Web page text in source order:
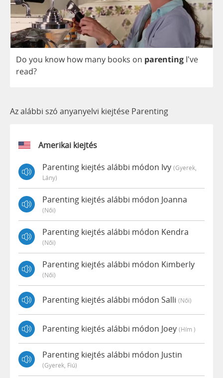
Do you know how many books on parenting I've
read?
Az alábbi szó anyanyelvi kiejtése Parenting
Amerikai kiejtés
Parenting kiejtés alábbi módon Ivy (gyerek,
Lány)
Parenting kiejtés alábbi módon Joanna
(női)
Parenting kiejtés alábbi módon Kendra
(női)
Parenting kiejtés alábbi módon Kimberly
(női)
Parenting kiejtés alábbi módon Salli (női)
Parenting kiejtés alábbi módon Joey (hím )
Parenting kiejtés alábbi módon Justin
(gyerek, Fiú)